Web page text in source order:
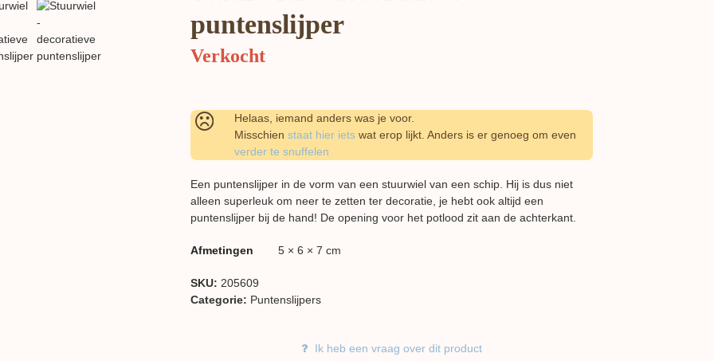
puntenslijper
Verkocht
Helaas, iemand anders was je voor.
Misschien staat hier iets wat erop lijkt. Anders is er genoeg om even
verder te snuffelen
Een puntenslijper in de vorm van een stuurwiel van een schip. Hij is dus niet
alleen superleuk om neer te zetten ter decoratie, je hebt ook altijd een
puntenslijper bij de hand! De opening voor het potlood zit aan de achterkant.
Afmetingen 5 × 6 × 7 cm
SKU: 205609
Categorie: Puntenslijpers
Ik heb een vraag over dit product